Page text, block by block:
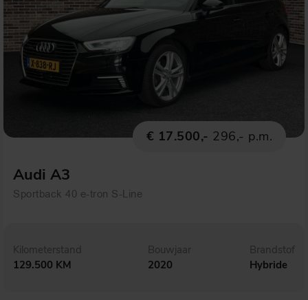
€ 17.500,- 296,- p.m.
Audi A3
Sportback 40 e-tron S-Line
Kilometerstand
129.500 KM
Bouwjaar
2020
Brandstof
Hybride